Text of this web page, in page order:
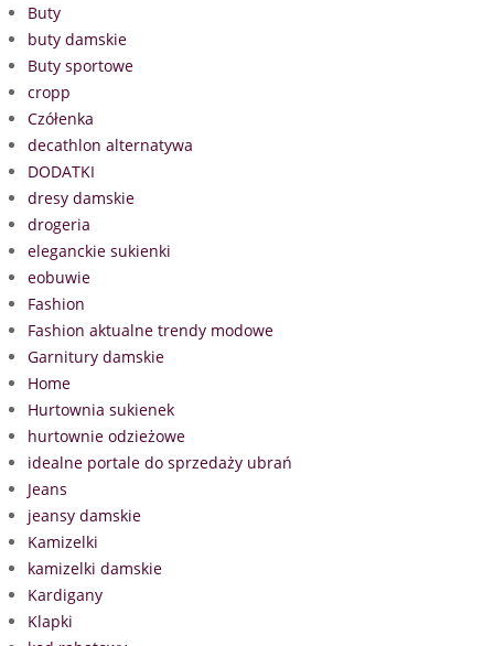
Buty
buty damskie
Buty sportowe
cropp
Czółenka
decathlon alternatywa
DODATKI
dresy damskie
drogeria
eleganckie sukienki
eobuwie
Fashion
Fashion aktualne trendy modowe
Garnitury damskie
Home
Hurtownia sukienek
hurtownie odzieżowe
idealne portale do sprzedaży ubrań
Jeans
jeansy damskie
Kamizelki
kamizelki damskie
Kardigany
Klapki